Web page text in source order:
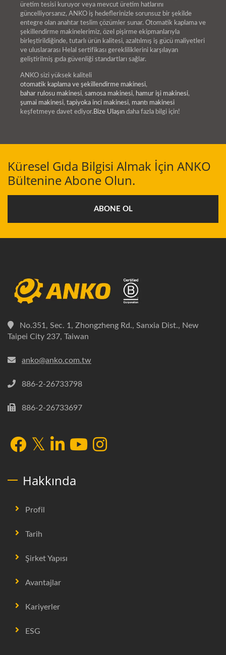
üretim tesisi kuruyor veya mevcut üretim hatlarını
güncelliyorsanız, ANKO iş hedeflerinizle sorunsuz bir şekilde
entegre olan anahtar teslim çözümler sunar. Otomatik kaplama ve
şekillendirme makinelerimiz, özel pişirme ekipmanlarıyla
birleştirildiğinde, tutarlı ürün kalitesi, azaltılmış iş gücü maliyetleri
ve uluslararası Helal sertifikası gerekliliklerini karşılayan
geliştirilmiş gıda güvenliği standartları sağlar.
ANKO sizi yüksek kaliteli
otomatik kaplama ve şekillendirme makinesi,
bahar rulosu makinesi, samosa makinesi, hamur işi makinesi,
şumai makinesi, tapiyoka inci makinesi, mantı makinesi
keşfetmeye davet ediyor.Bize Ulaşın daha fazla bilgi için!
Küresel Gıda Bilgisi Almak İçin ANKO
Bültenine Abone Olun.
ABONE OL
No.351, Sec. 1, Zhongzheng Rd., Sanxia Dist., New
Taipei City 237, Taiwan
anko@anko.com.tw
886-2-26733798
886-2-26733697
Hakkında
Profil
Tarih
Şirket Yapısı
Avantajlar
Kariyerler
ESG